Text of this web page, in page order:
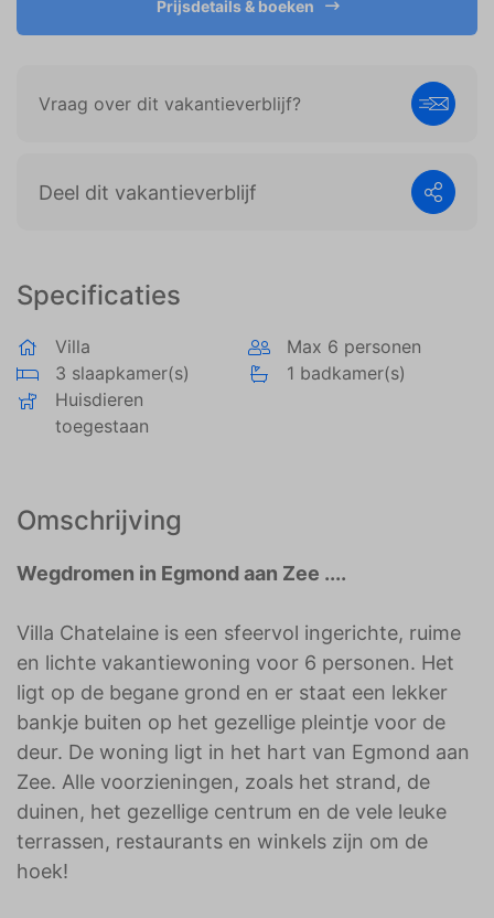
Specificaties
Villa
Max 6 personen
3 slaapkamer(s)
1 badkamer(s)
Huisdieren
toegestaan
Omschrijving
Wegdromen in Egmond aan Zee ....
Villa Chatelaine is een sfeervol ingerichte, ruime
en lichte vakantiewoning voor 6 personen. Het
ligt op de begane grond en er staat een lekker
bankje buiten op het gezellige pleintje voor de
deur. De woning ligt in het hart van Egmond aan
Zee. Alle voorzieningen, zoals het strand, de
duinen, het gezellige centrum en de vele leuke
terrassen, restaurants en winkels zijn om de
hoek!
Prijsdetails & boeken
Vraag over dit vakantieverblijf?
Deel dit vakantieverblijf
weergeven die zijn afgestemd op en relevant zijn